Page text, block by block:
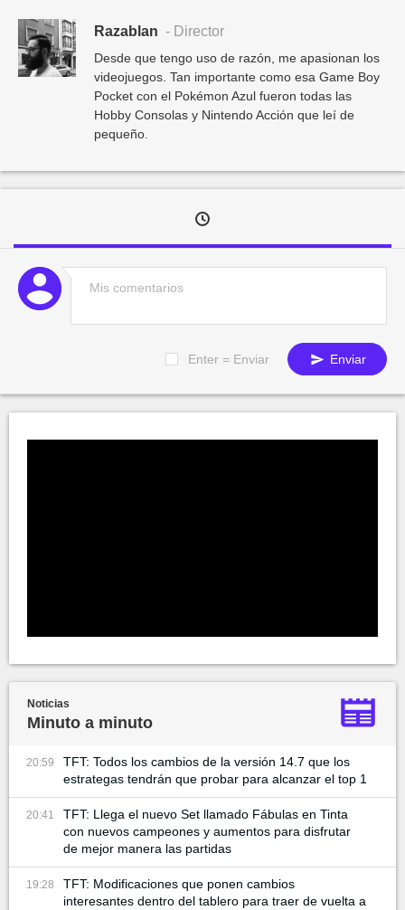
Razablan - Director
Desde que tengo uso de razón, me apasionan los
videojuegos. Tan importante como esa Game Boy
Pocket con el Pokémon Azul fueron todas las
Hobby Consolas y Nintendo Acción que leí de
pequeño.
Enter = Enviar Enviar
Noticias
Minuto a minuto
20:59
TFT: Todos los cambios de la versión 14.7 que los
estrategas tendrán que probar para alcanzar el top 1
20:41
TFT: Llega el nuevo Set llamado Fábulas en Tinta
con nuevos campeones y aumentos para disfrutar
de mejor manera las partidas
19:28
TFT: Modificaciones que ponen cambios
interesantes dentro del tablero para traer de vuelta a